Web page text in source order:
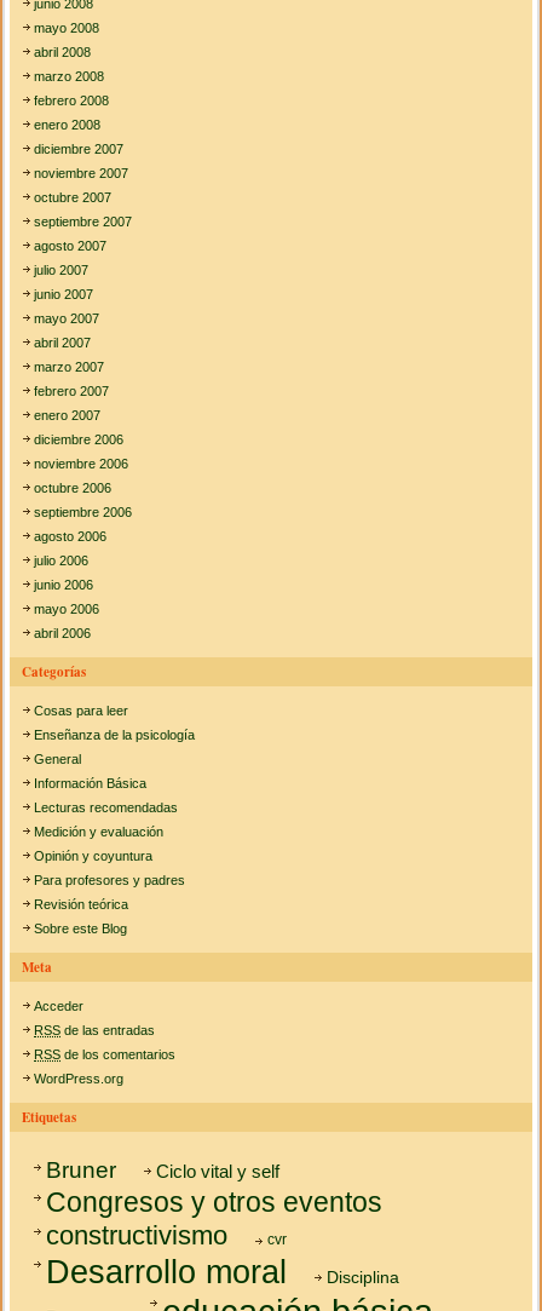
junio 2008
mayo 2008
abril 2008
marzo 2008
febrero 2008
enero 2008
diciembre 2007
noviembre 2007
octubre 2007
septiembre 2007
agosto 2007
julio 2007
junio 2007
mayo 2007
abril 2007
marzo 2007
febrero 2007
enero 2007
diciembre 2006
noviembre 2006
octubre 2006
septiembre 2006
agosto 2006
julio 2006
junio 2006
mayo 2006
abril 2006
Categorías
Cosas para leer
Enseñanza de la psicología
General
Información Básica
Lecturas recomendadas
Medición y evaluación
Opinión y coyuntura
Para profesores y padres
Revisión teórica
Sobre este Blog
Meta
Acceder
RSS de las entradas
RSS de los comentarios
WordPress.org
Etiquetas
Bruner Ciclo vital y self
Congresos y otros eventos
constructivismo cvr
Desarrollo moral Disciplina